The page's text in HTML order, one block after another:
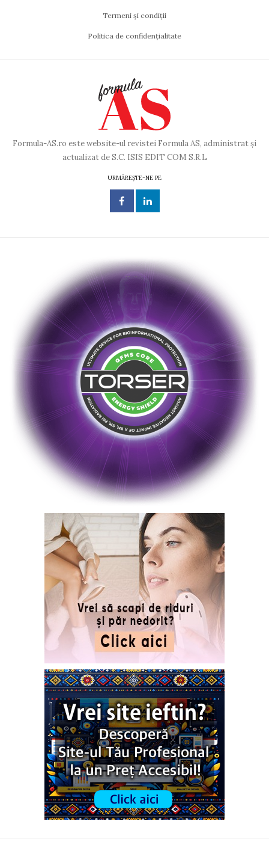
Termeni și condiții
Politica de confidențialitate
Formula-AS.ro este website-ul revistei Formula AS, administrat și
actualizat de S.C. ISIS EDIT COM S.R.L
URMĂREȘTE-NE PE